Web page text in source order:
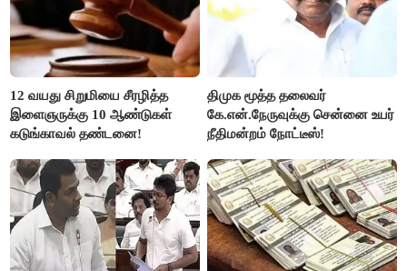
12 வயது சிறுமியை சீரழித்த
இளைஞருக்கு 10 ஆண்டுகள்
கடுங்காவல் தண்டனை!
திமுக மூத்த தலைவர்
கே.என்.நேருவுக்கு சென்னை உயர்
நீதிமன்றம் நோட்டீஸ்!